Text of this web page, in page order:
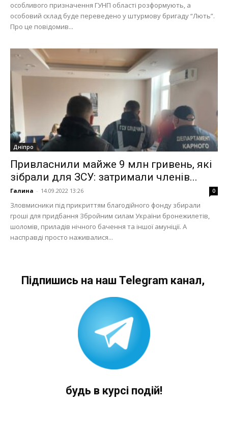
особливого призначення ГУНП області розформують, а
особовий склад буде переведено у штурмову бригаду “Лють”.
Про це повідомив...
Дніпро
Привласнили майже 9 млн гривень, які
зібрали для ЗСУ: затримали членів...
Галина - 14.09.2022 13:26 0
Зловмисники під прикриттям благодійного фонду збирали
гроші для придбання Збройним силам України бронежилетів,
шоломів, приладів нічного бачення та іншої амуніції. А
насправді просто наживалися...
Підпишись на наш Telegram канал,
будь в курсі подій!